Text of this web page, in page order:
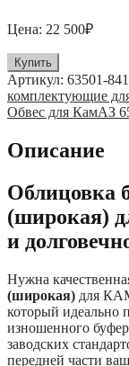
Цена: 22 500₽
Купить
Артикул: 63501-
комплектующие
Обвес для КамАЗ
Описание
Облицовка
(широкая)
и
Нужна
(широкая) для
который идеально
изношенного
заводских
передней части